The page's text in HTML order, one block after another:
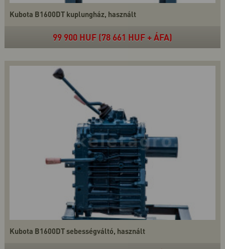
Kubota B1600DT kuplungház, használt
99 900 HUF (78 661 HUF + ÁFA)
Kubota B1600DT sebességváltó, használt